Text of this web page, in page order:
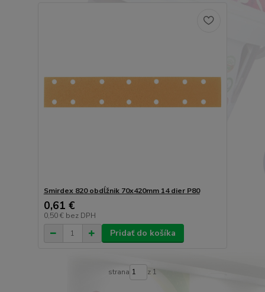
Smirdex 820 obdĺžnik 70x420mm 14 dier P80
0,61 €
0,50 € bez DPH
Pridať do košíka
strana z 1